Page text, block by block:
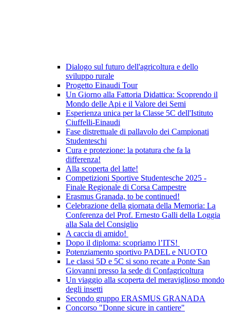
Dialogo sul futuro dell'agricoltura e dello
sviluppo rurale
Progetto Einaudi Tour
Un Giorno alla Fattoria Didattica: Scoprendo il
Mondo delle Api e il Valore dei Semi
Esperienza unica per la Classe 5C dell'Istituto
Ciuffelli-Einaudi
Fase distrettuale di pallavolo dei Campionati
Studenteschi
Cura e protezione: la potatura che fa la
differenza!
Alla scoperta del latte!
Competizioni Sportive Studentesche 2025 -
Finale Regionale di Corsa Campestre
Erasmus Granada, to be continued!
Celebrazione della giornata della Memoria: La
Conferenza del Prof. Ernesto Galli della Loggia
alla Sala del Consiglio
A caccia di amido!
Dopo il diploma: scopriamo l’ITS!
Potenziamento sportivo PADEL e NUOTO
Le classi 5D e 5C si sono recate a Ponte San
Giovanni presso la sede di Confagricoltura
Un viaggio alla scoperta del meraviglioso mondo
degli insetti
Secondo gruppo ERASMUS GRANADA
Concorso "Donne sicure in cantiere"